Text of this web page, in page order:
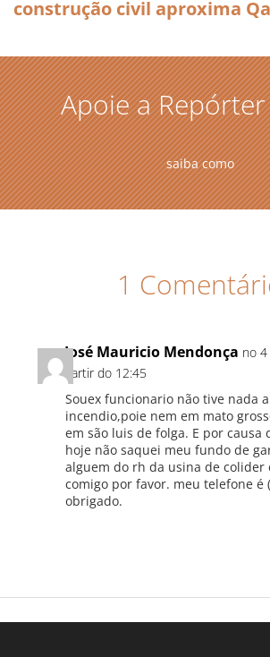
construção civil aproxima
Apoie a
saiba como
1
José Mauricio Mendonça no
partir do 12:45
Souex funcionario não tive nada
incendio,poie nem em mato
em são luis de folga. E por causa
hoje não saquei meu fundo de
alguem do rh da usina de colider
comigo por favor. meu telefone é
obrigado.